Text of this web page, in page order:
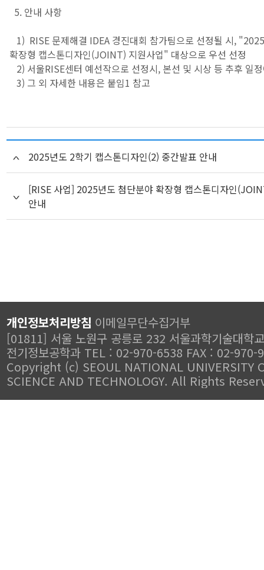
5. 안내 사항
1) RISE 문제해결 IDEA 경진대회 참가팀으로 선정될 시,
확장형 캡스톤디자인(JOINT) 지원사업" 대상으로 우선 선정
2) 서울RISE센터 예선작으로 선정시, 본선 및 시상 등 추후 일
3) 그 외 자세한 내용은 붙임1 참고
2025년도 2학기 캡스톤디자인(2) 중간발표 안내
[RISE 사업] 2025년도 첨단분야 확장형 캡스톤디자인
안내
개인정보처리방침 이메일무단수집거부
[01811] 서울 노원구 공릉로 232 서울과학기술대학
전기정보공학과 TEL : 02-970-6538 FAX : 02-970-
Copyright (c) SEOUL NATIONAL UNIVERSITY
SCIENCE AND TECHNOLOGY. All Rights